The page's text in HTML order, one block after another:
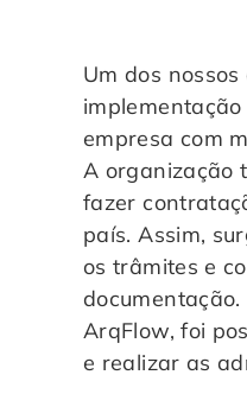
Um dos
empresa com
A organização
fazer
país. Assim,
os trâmites e
ArqFlow, foi
e realizar as